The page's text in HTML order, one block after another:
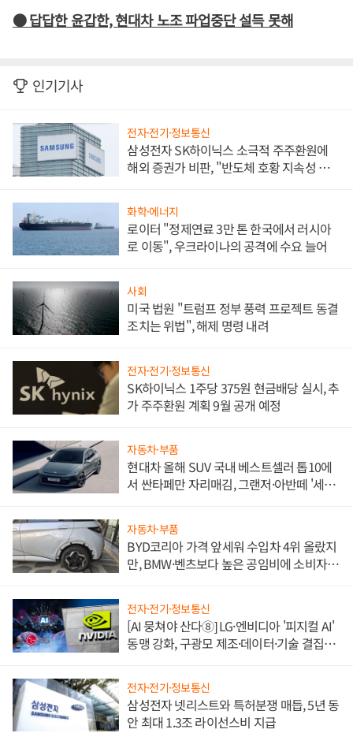
● 답답한 윤갑한, 현대차 노조 파업중단 설득 못해
인기기사
전자·전기·정보통신
삼성전자 SK하이닉스 소극적 주주환원에
해외 증권가 비판, "반도체 호황 지속성 의
화학·에너지
로이터 "정제연료 3만 톤 한국에서 러시아
로 이동", 우크라이나의 공격에 수요 늘어
사회
미국 법원 "트럼프 정부 풍력 프로젝트 동결
조치는 위법", 해제 명령 내려
전자·전기·정보통신
SK하이닉스 1주당 375원 현금배당 실시, 추
가 주주환원 계획 9월 공개 예정
자동차·부품
현대차 올해 SUV 국내 베스트셀러 톱10에
서 싼타페만 자리매김, 그랜저·아반떼 '세단
자동차·부품
BYD코리아 가격 앞세워 수입차 4위 올랐지
만, BMW·벤츠보다 높은 공임비에 소비자
전자·전기·정보통신
[AI 뭉쳐야 산다⑧] LG·엔비디아 '피지컬 AI'
동맹 강화, 구광모 제조·데이터·기술 결집
전자·전기·정보통신
삼성전자 넷리스트와 특허분쟁 매듭, 5년 동
안 최대 1.3조 라이선스비 지급